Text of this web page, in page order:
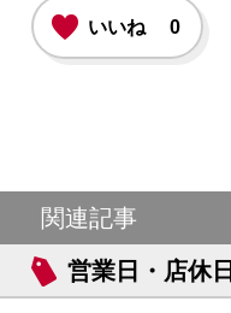
いいね 0
関連記事
営業日・店休日